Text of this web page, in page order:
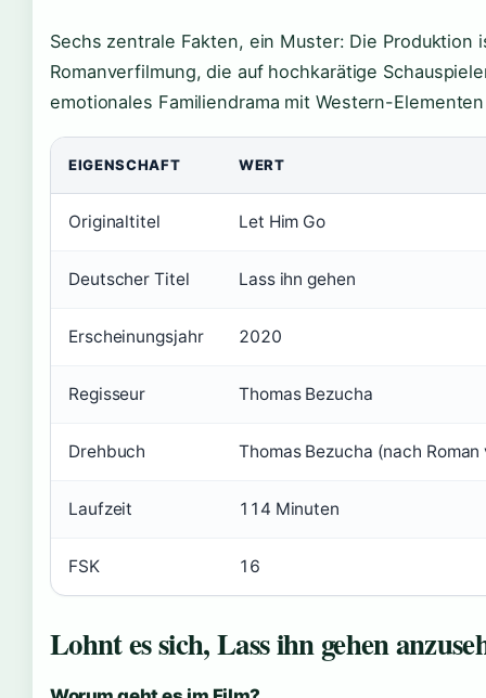
Sechs zentrale Fakten, ein Muster: Die Produktion
Romanverfilmung, die auf hochkarätige
emotionales Familiendrama mit Western-
EIGENSCHAFT WERT
Originaltitel Let Him Go
Deutscher Titel Lass ihn gehen
Erscheinungsjahr 2020
Regisseur Thomas Bezucha
Drehbuch Thomas Bezucha (nach
Laufzeit 114 Minuten
FSK 16
Lohnt es sich, Lass ihn gehen